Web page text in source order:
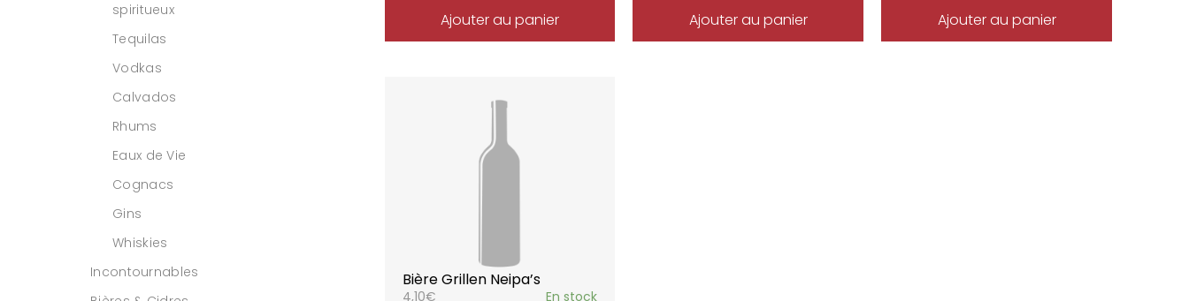
Ajouter au panier Ajouter au panier Ajouter au panier
Bière Grillen Neipa’s
4,10€ En stock
spiritueux
Tequilas
Vodkas
Calvados
Rhums
Eaux de Vie
Cognacs
Gins
Whiskies
Incontournables